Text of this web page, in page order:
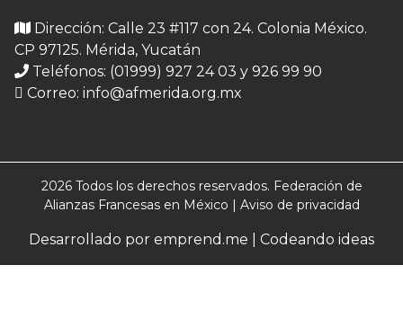
Dirección: Calle 23 #117 con 24. Colonia México.
CP 97125. Mérida, Yucatán
Teléfonos: (01999) 927 24 03 y 926 99 90
Correo: info@afmerida.org.mx
2026 Todos los derechos reservados. Federación de
Alianzas Francesas en México | Aviso de privacidad
Desarrollado por emprend.me | Codeando ideas